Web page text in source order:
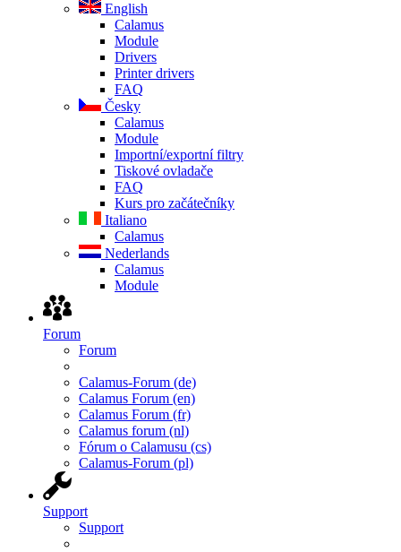
English
Calamus
Module
Drivers
Printer drivers
FAQ
Česky
Calamus
Module
Importní/exportní filtry
Tiskové ovladače
FAQ
Kurs pro začátečníky
Italiano
Calamus
Nederlands
Calamus
Module
Forum
Forum
Calamus-Forum (de)
Calamus Forum (en)
Calamus Forum (fr)
Calamus forum (nl)
Fórum o Calamusu (cs)
Calamus-Forum (pl)
Support
Support